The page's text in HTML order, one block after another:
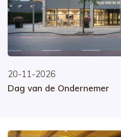
20-11-2026
Dag van de Ondernemer